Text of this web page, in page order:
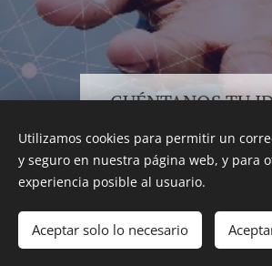
CUÉNTANOS TU
Imágenes proporcionadas por
Cookies
Utilizamos cookies para permitir un
y seguro en nuestra página web, y para
experiencia posible al usuario.
Aceptar solo lo necesario